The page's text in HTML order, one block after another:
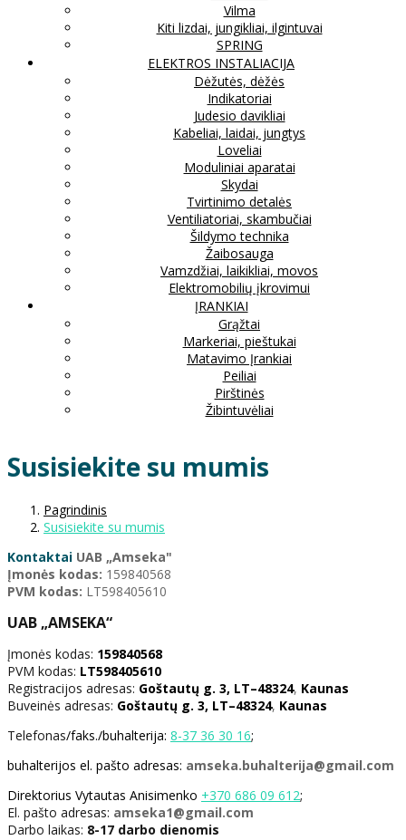
Vilma
Kiti lizdai, jungikliai, ilgintuvai
SPRING
ELEKTROS INSTALIACIJA
Dėžutės, dėžės
Indikatoriai
Judesio davikliai
Kabeliai, laidai, jungtys
Loveliai
Moduliniai aparatai
Skydai
Tvirtinimo detalės
Ventiliatoriai, skambučiai
Šildymo technika
Žaibosauga
Vamzdžiai, laikikliai, movos
Elektromobilių įkrovimui
ĮRANKIAI
Grąžtai
Markeriai, pieštukai
Matavimo Įrankiai
Peiliai
Pirštinės
Žibintuvėliai
Susisiekite su mumis
Pagrindinis
Susisiekite su mumis
Kontaktai UAB „Amseka"
Įmonės kodas: 159840568
PVM kodas: LT598405610
UAB „AMSEKA“
Įmonės kodas: 159840568
PVM kodas: LT598405610
Registracijos adresas: Goštautų g. 3, LT–48324, Kaunas
Buveinės adresas: Goštautų g. 3, LT–48324, Kaunas
Telefonas/faks./buhalterija: 8-37 36 30 16;
buhalterijos el. pašto adresas: amseka.buhalterija@gmail.com
Direktorius Vytautas Anisimenko +370 686 09 612;
El. pašto adresas: amseka1@gmail.com
Darbo laikas: 8-17 darbo dienomis